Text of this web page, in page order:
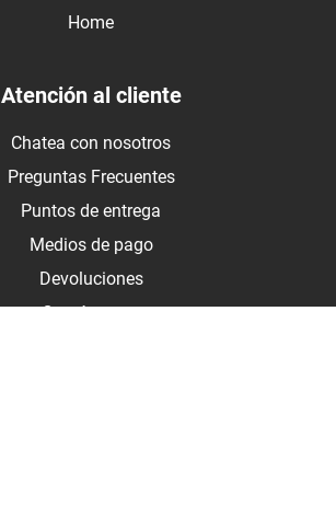
Home
Atención al cliente
Chatea con nosotros
Preguntas Frecuentes
Puntos de entrega
Medios de pago
Devoluciones
Contáctanos